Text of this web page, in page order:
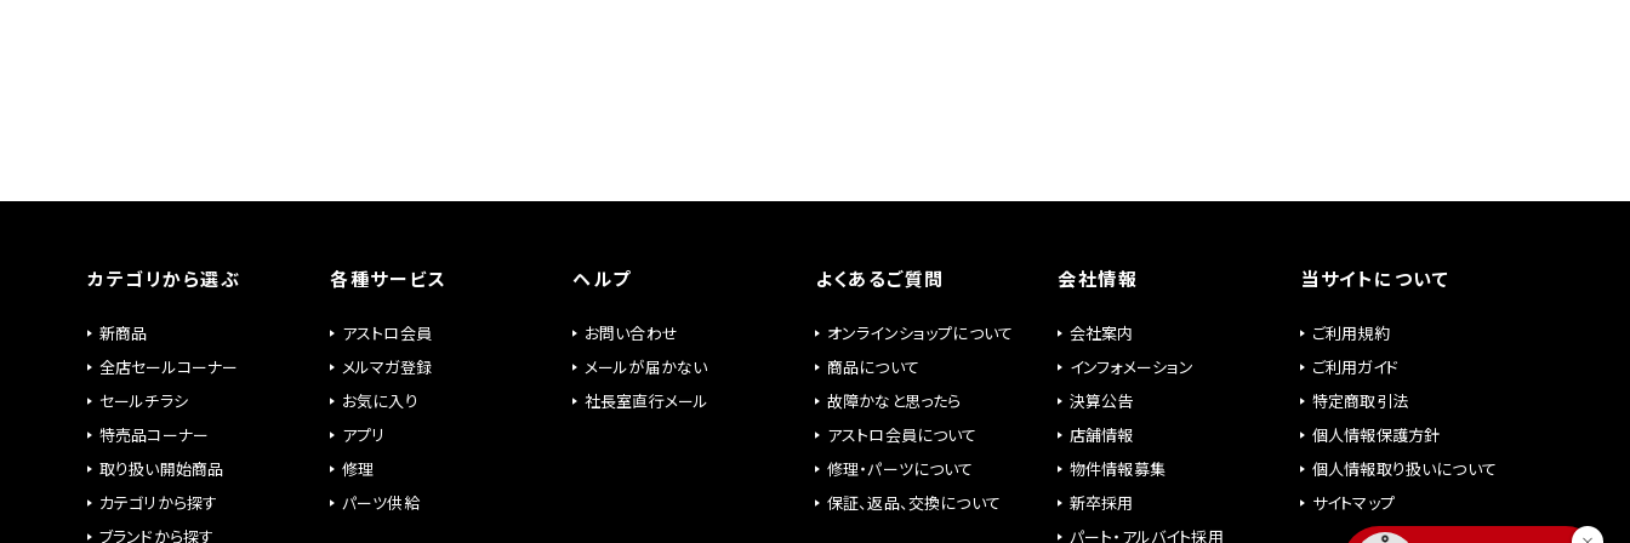
カテゴリから選ぶ
新商品
全店セールコーナー
セールチラシ
特売品コーナー
取り扱い開始商品
カテゴリから探す
ブランドから探す
各種サービス
アストロ会員
メルマガ登録
お気に入り
アプリ
修理
パーツ供給
ヘルプ
お問い合わせ
メールが届かない
社長室直行メール
よくあるご質問
オンラインショップについて
商品について
故障かなと思ったら
アストロ会員について
修理・パーツについて
保証、返品、交換について
会社情報
会社案内
インフォメーション
決算公告
店舗情報
物件情報募集
新卒採用
パート・アルバイト採用
当サイトについて
ご利用規約
ご利用ガイド
特定商取引法
個人情報保護方針
個人情報取り扱いについて
サイトマップ